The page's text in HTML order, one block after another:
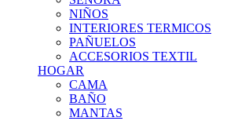
NIÑOS
INTERIORES TERMICOS
PAÑUELOS
ACCESORIOS TEXTIL
HOGAR
CAMA
BAÑO
MANTAS